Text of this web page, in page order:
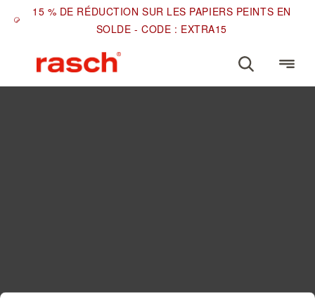
15 % DE RÉDUCTION SUR LES PAPIERS PEINTS EN
SOLDE - CODE : EXTRA15